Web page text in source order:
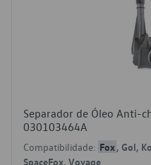
Separador de Óleo Anti-
030103464A
Compatibilidade: Fox, Gol,
SpaceFox, Voyage